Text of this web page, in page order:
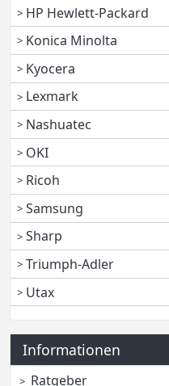
HP Hewlett-Packard
Konica Minolta
Kyocera
Lexmark
Nashuatec
OKI
Ricoh
Samsung
Sharp
Triumph-Adler
Utax
Informationen
Ratgeber